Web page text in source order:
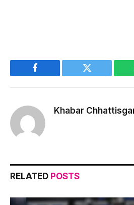
Facebook Twitter
Khabar
RELATED POSTS